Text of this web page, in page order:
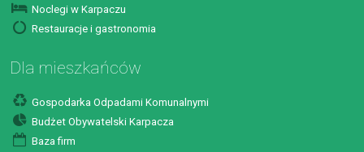
Noclegi w Karpaczu
Restauracje i gastronomia
Dla mieszkańców
Gospodarka Odpadami Komunalnymi
Budżet Obywatelski Karpacza
Baza firm